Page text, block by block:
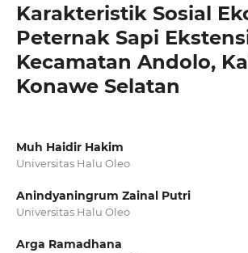
Karakteristik Sosial
Peternak Sapi
Kecamatan Andolo,
Konawe Selatan
Muh Haidir Hakim
Universitas Halu Oleo
Anindyaningrum Zainal Putri
Universitas Halu Oleo
Arga Ramadhana